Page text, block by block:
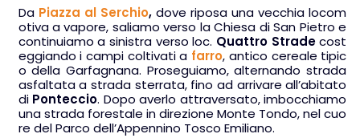
Da Piazza al Serchio, dove riposa una vecchia locom
otiva a vapore, saliamo verso la Chiesa di San Pietro e
continuiamo a sinistra verso loc. Quattro Stradecost
eggiando i campi coltivati a farro, antico cereale tipic
o della Garfagnana. Proseguiamo, alternando strada
asfaltata a strada sterrata, fino ad arrivare all’abitato
di Ponteccio. Dopo averlo attraversato, imbocchiamo
una strada forestale in direzione Monte Tondo, nel cuo
re del Parco dell’Appennino Tosco Emiliano.